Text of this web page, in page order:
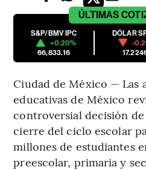
ÚLTIMAS
S&P/BMV IPC
+0.20%
66,833.16
DÓLAR
-
Ciudad de México — Las
educativas de México
controversial decisión
cierre del ciclo escolar
millones de estudiantes
preescolar, primaria y